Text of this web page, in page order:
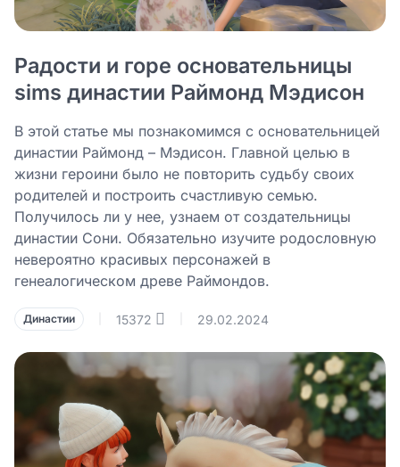
Радости и горе основательницы
sims династии Раймонд Мэдисон
В этой статье мы познакомимся с основательницей
династии Раймонд – Мэдисон. Главной целью в
жизни героини было не повторить судьбу своих
родителей и построить счастливую семью.
Получилось ли у нее, узнаем от создательницы
династии Сони. Обязательно изучите родословную
невероятно красивых персонажей в
генеалогическом древе Раймондов.
Династии 15372 29.02.2024